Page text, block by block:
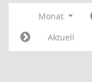
Monat
Aktuell